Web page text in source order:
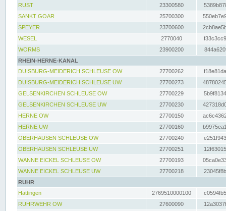
RUST
23300580
SANKT GOAR
25700300
SPEYER
23700600
WESEL
2770040
WORMS
23900200
RHEIN-HERNE-KANAL
DUISBURG-MEIDERICH SCHLEUSE OW
27700262
DUISBURG-MEIDERICH SCHLEUSE UW
27700273
GELSENKIRCHEN SCHLEUSE OW
27700229
GELSENKIRCHEN SCHLEUSE UW
27700230
HERNE OW
27700150
HERNE UW
27700160
OBERHAUSEN SCHLEUSE OW
27700240
OBERHAUSEN SCHLEUSE UW
27700251
WANNE EICKEL SCHLEUSE OW
27700193
WANNE EICKEL SCHLEUSE UW
27700218
RUHR
Hattingen
2769510000100
RUHRWEHR OW
27600090